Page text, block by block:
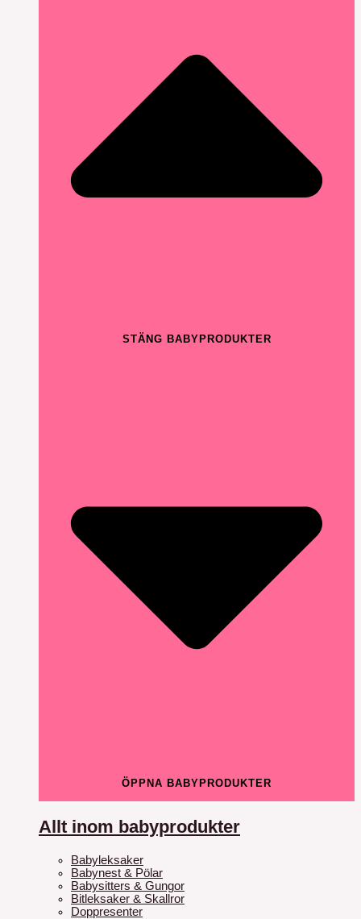
STÄNG BABYPRODUKTER
ÖPPNA BABYPRODUKTER
Allt inom babyprodukter
Babyleksaker
Babynest & Pölar
Babysitters & Gungor
Bitleksaker & Skallror
Doppresenter